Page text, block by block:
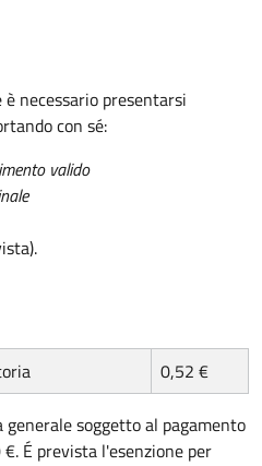
necessario presentarsi
con sé:
valido
0,52 €
soggetto al pagamento
É prevista l'esenzione per